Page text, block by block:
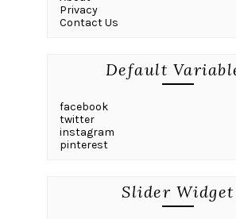
Privacy
Contact Us
Default
facebook
twitter
instagram
pinterest
Slider Widget